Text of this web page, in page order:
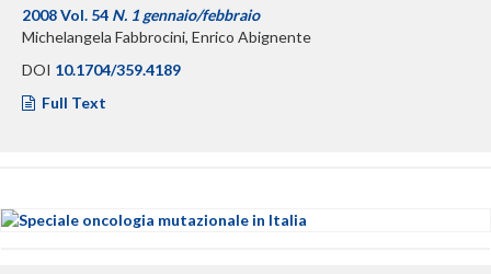
2008 Vol. 54 N. 1 gennaio/febbraio
Michelangela Fabbrocini, Enrico Abignente
DOI 10.1704/359.4189
Full Text